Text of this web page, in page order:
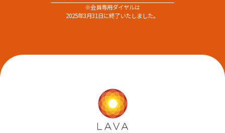
※会員専用ダイヤルは
2025年3月31日に終了いたしました。